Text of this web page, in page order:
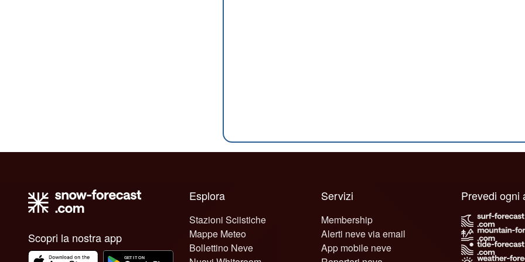
Scopri la nostra app
Esplora
Stazioni Sciistiche
Mappe Meteo
Bollettino Neve
Servizi
Membership
Alerti neve via email
App mobile neve
Prevedi